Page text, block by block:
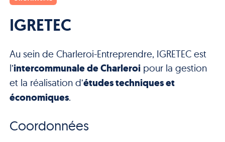
IGRETEC
Au sein de Charleroi-Entreprendre, IGRETEC est
l’intercommunale de Charleroipour la gestion
et la réalisation d’études techniques et
économiques.
Coordonnées